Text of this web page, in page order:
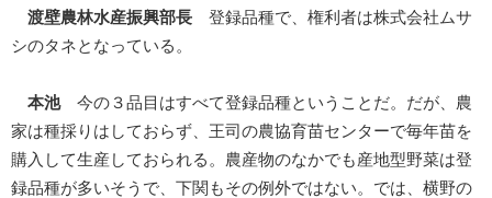
渡壁農林水産振興部長 登録品種で、権利者は株式会社ムサ
シのタネとなっている。
本池今の３品目はすべて登録品種ということだ。だが、農
家は種採りはしておらず、王司の農協育苗センターで毎年苗を
購入して生産しておられる。農産物のなかでも産地型野菜は登
録品種が多いそうで、下関もその例外ではない。では、横野の